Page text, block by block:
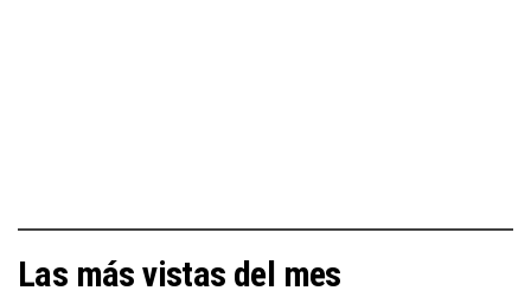
Las más vistas del mes